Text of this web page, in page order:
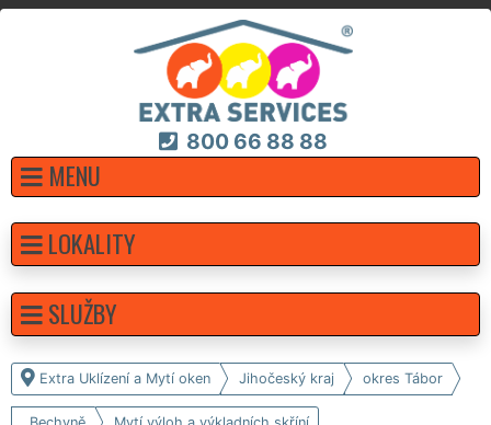
800 66 88 88
MENU
Extra Uklízení a Mytí oken Jihočeský kraj okres Tábor
LOKALITY
SLUŽBY